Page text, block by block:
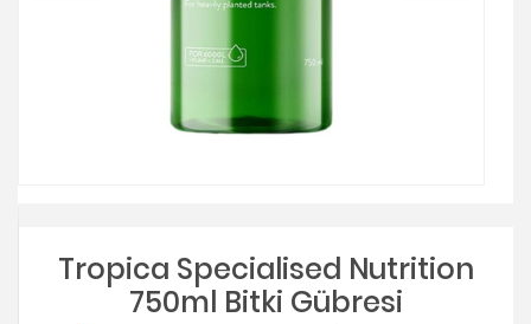
Tropica Specialised Nutrition
750ml Bitki Gübresi